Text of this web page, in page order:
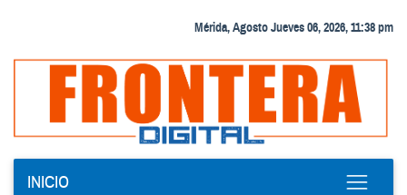
Mérida, Agosto Jueves 06, 2026, 11:38 pm
INICIO